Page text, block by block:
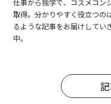
仕事から独学で、コスメコン
取得。分かりやすく役立つの
るような記事をお届けしてい
中。